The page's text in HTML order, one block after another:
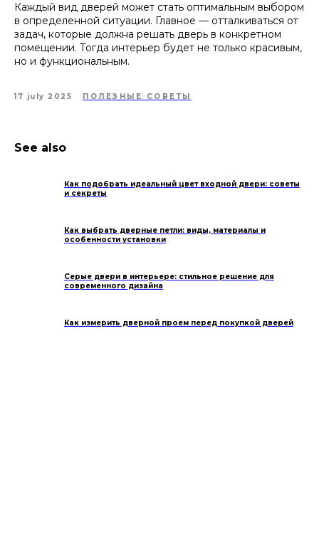
Каждый вид дверей может стать оптимальным выбором
в определенной ситуации. Главное — отталкиваться от
задач, которые должна решать дверь в конкретном
помещении. Тогда интерьер будет не только красивым,
но и функциональным.
17 july 2025 ПОЛЕЗНЫЕ СОВЕТЫ
See also
Как подобрать идеальный цвет входной двери: советы
и секреты
Как выбрать дверные петли: виды, материалы и
особенности установки
Серые двери в интерьере: стильное решение для
современного дизайна
Как измерить дверной проем перед покупкой дверей